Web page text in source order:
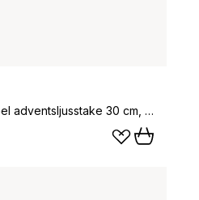
Kindle portabel adventsljusstake 30 cm, Vit